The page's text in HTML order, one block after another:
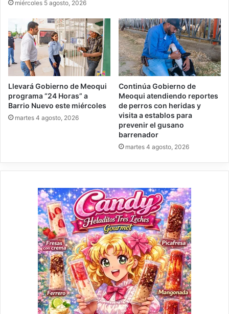
miércoles 5 agosto, 2026
Llevará Gobierno de Meoqui
programa “24 Horas” a
Barrio Nuevo este miércoles
martes 4 agosto, 2026
Continúa Gobierno de
Meoqui atendiendo reportes
de perros con heridas y
visita a establos para
prevenir el gusano
barrenador
martes 4 agosto, 2026